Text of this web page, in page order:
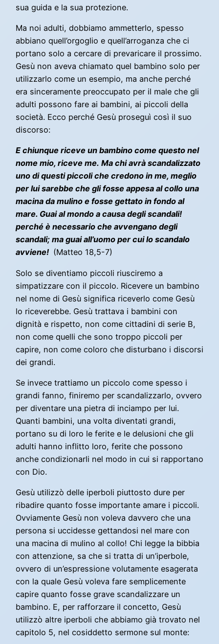
sua guida e la sua protezione.
Ma noi adulti, dobbiamo ammetterlo, spesso
abbiano quell’orgoglio e quell’arroganza che ci
portano solo a cercare di prevaricare il prossimo.
Gesù non aveva chiamato quel bambino solo per
utilizzarlo come un esempio, ma anche perché
era sinceramente preoccupato per il male che gli
adulti possono fare ai bambini, ai piccoli della
società. Ecco perché Gesù proseguì così il suo
discorso:
E chiunque riceve un bambino come questo nel
nome mio, riceve me. Ma chi avrà scandalizzato
uno di questi piccoli che credono in me, meglio
per lui sarebbe che gli fosse appesa al collo una
macina da mulino e fosse gettato in fondo al
mare. Guai al mondo a causa degli scandali!
perché è necessario che avvengano degli
scandali; ma guai all’uomo per cui lo scandalo
avviene! (Matteo 18,5-7)
Solo se diventiamo piccoli riusciremo a
simpatizzare con il piccolo. Ricevere un bambino
nel nome di Gesù significa riceverlo come Gesù
lo riceverebbe. Gesù trattava i bambini con
dignità e rispetto, non come cittadini di serie B,
non come quelli che sono troppo piccoli per
capire, non come coloro che disturbano i discorsi
dei grandi.
Se invece trattiamo un piccolo come spesso i
grandi fanno, finiremo per scandalizzarlo, ovvero
per diventare una pietra di inciampo per lui.
Quanti bambini, una volta diventati grandi,
portano su di loro le ferite e le delusioni che gli
adulti hanno inflitto loro, ferite che possono
anche condizionarli nel modo in cui si rapportano
con Dio.
Gesù utilizzò delle iperboli piuttosto dure per
ribadire quanto fosse importante amare i piccoli.
Ovviamente Gesù non voleva davvero che una
persona si uccidesse gettandosi nel mare con
una macina di mulino al collo! Chi legge la bibbia
con attenzione, sa che si tratta di un’iperbole,
ovvero di un’espressione volutamente esagerata
con la quale Gesù voleva fare semplicemente
capire quanto fosse grave scandalizzare un
bambino. E, per rafforzare il concetto, Gesù
utilizzò altre iperboli che abbiamo già trovato nel
capitolo 5, nel cosiddetto sermone sul monte: